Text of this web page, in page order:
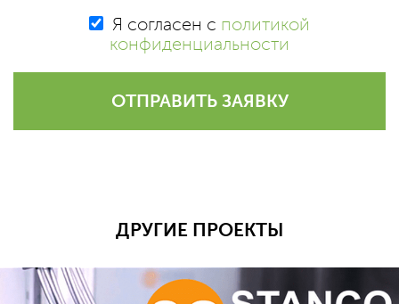
Я согласен с политикой
конфиденциальности
ОТПРАВИТЬ ЗАЯВКУ
ДРУГИЕ ПРОЕКТЫ